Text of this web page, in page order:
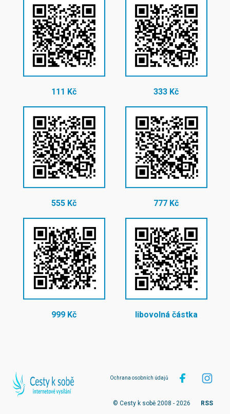
111 Kč 333 Kč
555 Kč 777 Kč
999 Kč libovolná částka
Ochrana osobních údajů
© Cesty k sobě 2008 - 2026 RSS